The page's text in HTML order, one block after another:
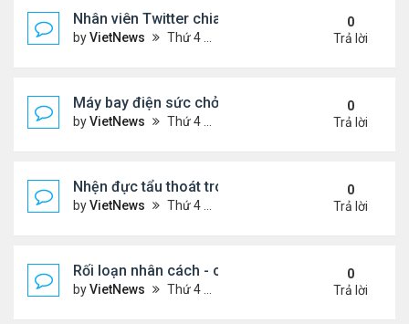
Nhân viên Twitter chia rẽ vì Elon Musk
byVietNews Thứ 4 Tháng 4 27, 2022 10:40 am
0
Trả lời
Máy bay điện sức chở 6 người
byVietNews Thứ 4 Tháng 4 27, 2022 10:38 am
0
Trả lời
Nhện đực tẩu thoát trong nháy mắt sau giao phối
byVietNews Thứ 4 Tháng 4 27, 2022 10:36 am
0
Trả lời
Rối loạn nhân cách - cảm xúc thay đổi chóng vánh
byVietNews Thứ 4 Tháng 4 27, 2022 10:24 am
0
Trả lời